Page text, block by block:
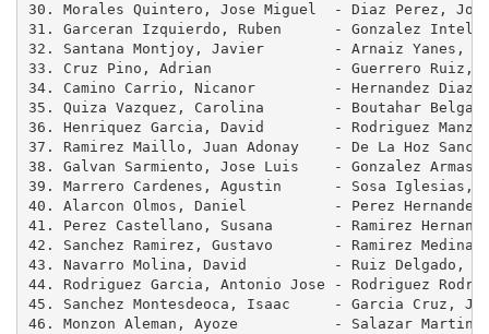
30. Morales Quintero, Jose Miguel  - Diaz Perez,
31. Garceran Izquierdo, Ruben      - Gonzalez
32. Santana Montjoy, Javier        - Arnaiz Yanes,
33. Cruz Pino, Adrian              - Guerrero Ruiz,
34. Camino Carrio, Nicanor         - Hernandez
35. Quiza Vazquez, Carolina        - Boutahar
36. Henriquez Garcia, David        - Rodriguez
37. Ramirez Maillo, Juan Adonay    - De La Hoz
38. Galvan Sarmiento, Jose Luis    - Gonzalez
39. Marrero Cardenes, Agustin      - Sosa
40. Alarcon Olmos, Daniel          - Perez
41. Perez Castellano, Susana       - Ramirez
42. Sanchez Ramirez, Gustavo       - Ramirez
43. Navarro Molina, David          - Ruiz
44. Rodriguez Garcia, Antonio Jose - Rodriguez
45. Sanchez Montesdeoca, Isaac     - Garcia Cruz,
46. Monzon Aleman, Ayoze           - Salazar